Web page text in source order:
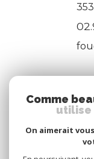
Comme
utilise
On aimerait